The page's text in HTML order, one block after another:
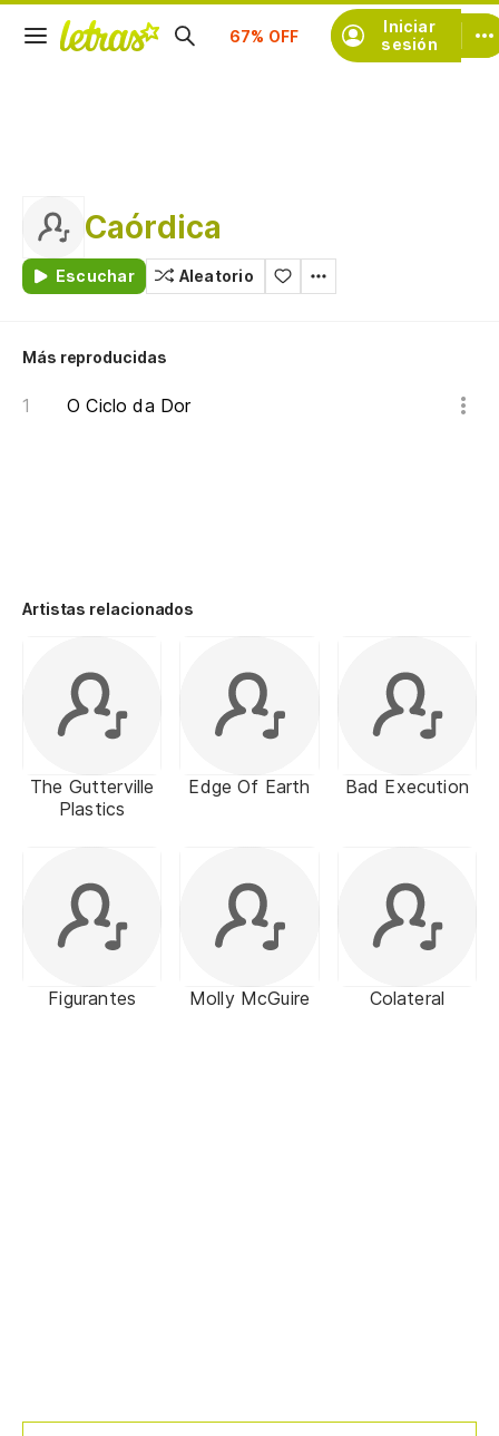
Iniciar
sesión
Suscríbete
Caórdica
Escuchar Aleatorio
Más reproducidas
O Ciclo da Dor
Artistas relacionados
The Gutterville
Plastics
Edge Of Earth Bad Execution
Figurantes Molly McGuire Colateral